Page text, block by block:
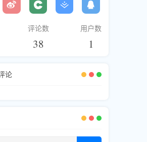
评论数
38
用户数
1
论